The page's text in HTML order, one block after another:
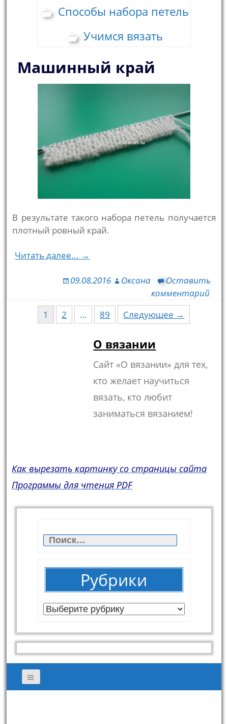
Способы набора петель
Учимся вязать
Машинный край
В результате такого набора петель получается
плотный ровный край.
Читать далее... →
09.08.2016 Оксана
Оставить
комментарий
Навигация по записям
1 2 … 89 Следующее →
О вязании
Сайт «О вязании» для тех,
кто желает научиться
вязать, кто любит
заниматься вязанием!
Как вырезать картинку со страницы сайта
Программы для чтения PDF
Найти:
Рубрики
Рубрики